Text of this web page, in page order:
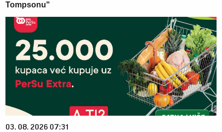
Tompsonu"
03. 08. 2026 07:31